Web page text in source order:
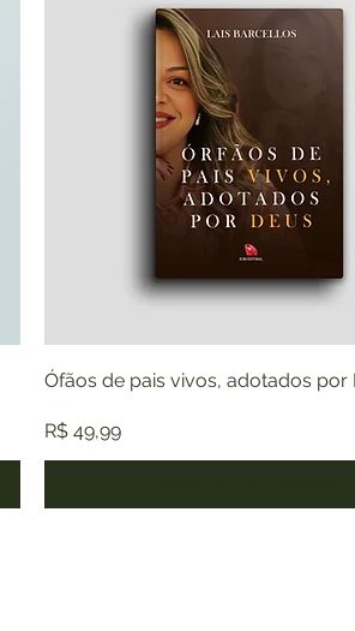
Ófãos de pais vivos, adotados por
Preço
R$ 49,99